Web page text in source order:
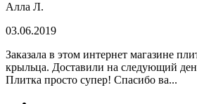
Алла Л.
03.06.2019
Заказала в этом интернет магазине
крыльца. Доставили на следующий
Плитка просто супер! Спасибо ва...